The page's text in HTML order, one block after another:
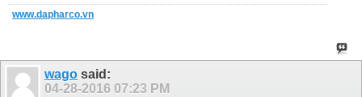
www.dapharco.vn
wago said:
04-28-2016 07:23 PM